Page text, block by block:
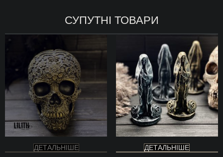
СУПУТНІ ТОВАРИ
ДЕТАЛЬНІШЕ ДЕТАЛЬНІШЕ